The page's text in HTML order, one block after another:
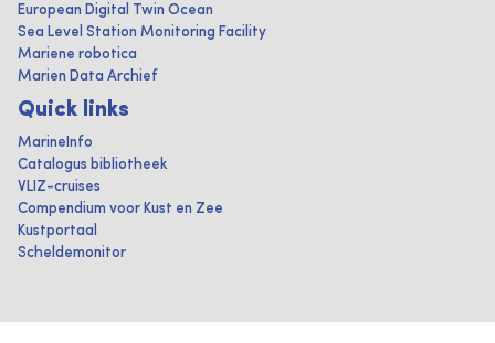
European Digital Twin Ocean
Sea Level Station Monitoring Facility
Mariene robotica
Marien Data Archief
Quick links
MarineInfo
Catalogus bibliotheek
VLIZ-cruises
Compendium voor Kust en Zee
Kustportaal
Scheldemonitor